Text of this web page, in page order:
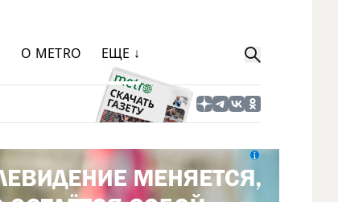
О METRO ЕЩЕ ↓